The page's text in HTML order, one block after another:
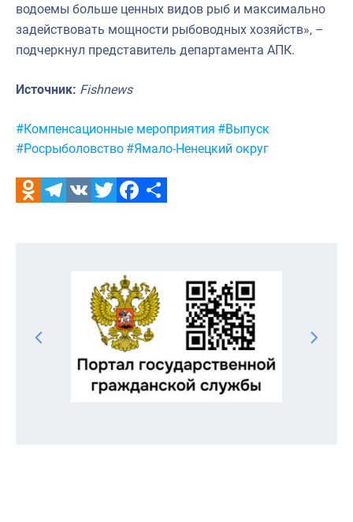
водоемы больше ценных видов рыб и максимально
задействовать мощности рыбоводных хозяйств», –
подчеркнул представитель департамента АПК.
Источник: Fishnews
Метки:
#Компенсационные мероприятия #Выпуск
#Росрыболовство #Ямало-Ненецкий округ